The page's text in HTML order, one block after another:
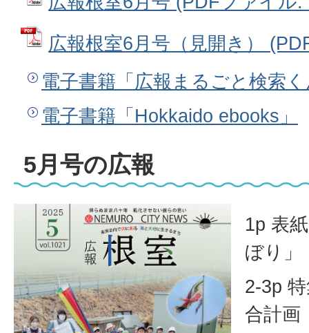
広報根室6月号（見開き）
電子書籍「広報まるごと検索
電子書籍「Hokkaido ebooks」
5月号の広報
1p 表
ぼり」
2-3p
合計画